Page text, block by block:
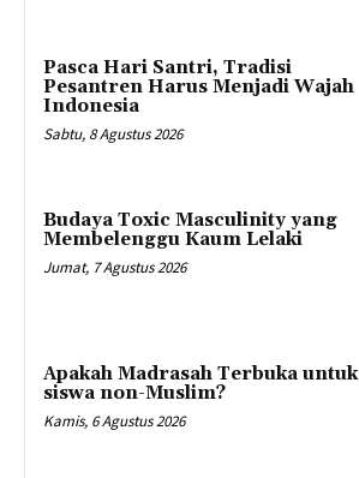
Pasca Hari Santri, Tradisi
Pesantren Harus Menjadi Wajah
Indonesia
Sabtu, 8 Agustus 2026
Budaya Toxic Masculinity yang
Membelenggu Kaum Lelaki
Jumat, 7 Agustus 2026
Apakah Madrasah Terbuka untuk
siswa non-Muslim?
Kamis, 6 Agustus 2026